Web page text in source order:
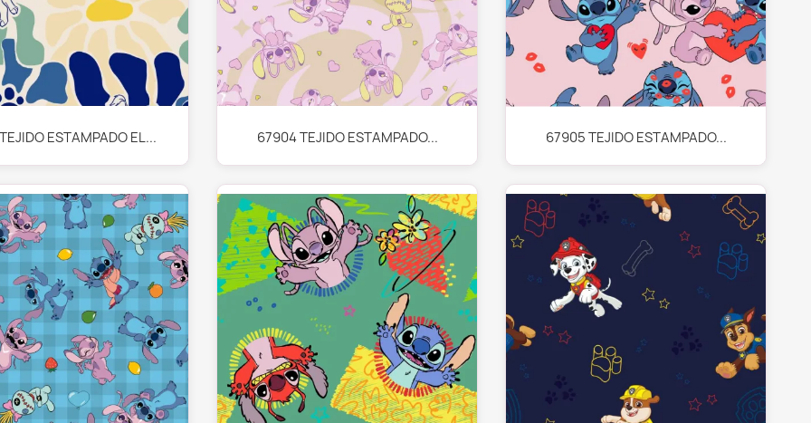
Vista rápida
ESTAMPADO EL...  Vista rápida
67904 TEJIDO ESTAMPADO...  Vista rápida
67905 TEJIDO ESTAMPADO...